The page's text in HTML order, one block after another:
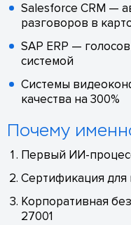
Salesforce CRM —
разговоров в
SAP ERP —
системой
Системы
качества на 300%
Почему
Первый ИИ-
Сертификация для
Корпоративная
27001